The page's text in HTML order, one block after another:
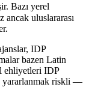
Bazı yerel
uluslararası
IDP
bazen Latin
ehliyetleri IDP
yararlanmak riskli —